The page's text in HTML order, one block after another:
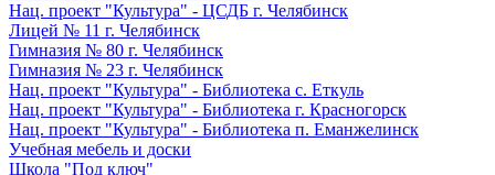
Нац. проект "Культура" - ЦСДБ г. Челябинск
Лицей № 11 г. Челябинск
Гимназия № 80 г. Челябинск
Гимназия № 23 г. Челябинск
Нац. проект "Культура" - Библиотека с. Еткуль
Нац. проект "Культура" - Библиотека г. Красногорск
Нац. проект "Культура" - Библиотека п. Еманжелинск
Учебная мебель и доски
Школа "Под ключ"